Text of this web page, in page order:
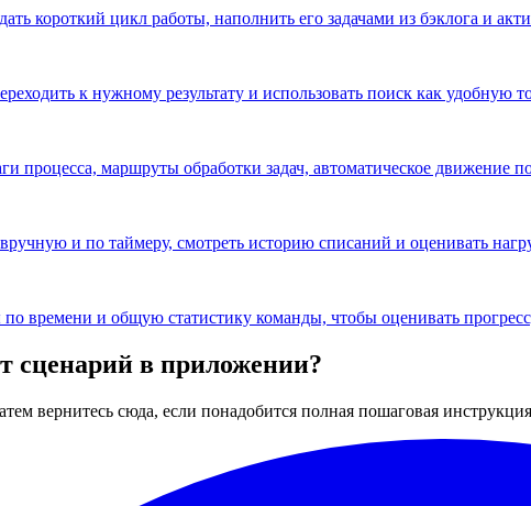
короткий цикл работы, наполнить его задачами из бэклога и
к нужному результату и использовать поиск как удобную
процесса, маршруты обработки задач, автоматическое движение
и по таймеру, смотреть историю списаний и оценивать
по времени и общую статистику команды, чтобы оценивать
сценарий в приложении?
вернитесь сюда, если понадобится полная пошаговая